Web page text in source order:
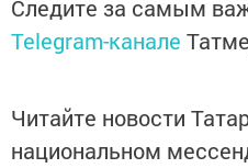
Следите за самым
Telegram-канале
Читайте новости
национальном